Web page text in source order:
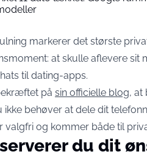
markerer det største
at skulle aflevere sit
til dating-apps.
på sin officielle blog, at
ikke behøver at dele dit
valgfri og kommer både til
du dit